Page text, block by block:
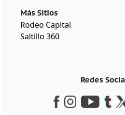
Más Sitios
Rodeo Capital
Saltillo 360
Redes